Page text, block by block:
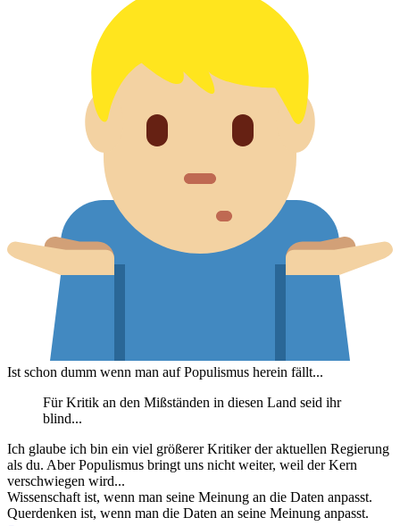
Ist schon dumm wenn man auf Populismus herein fällt...
Für Kritik an den Mißständen in diesen Land seid ihr
blind...
Ich glaube ich bin ein viel größerer Kritiker der aktuellen Regierung
als du. Aber Populismus bringt uns nicht weiter, weil der Kern
verschwiegen wird...
Wissenschaft ist, wenn man seine Meinung an die Daten anpasst.
Querdenken ist, wenn man die Daten an seine Meinung anpasst.